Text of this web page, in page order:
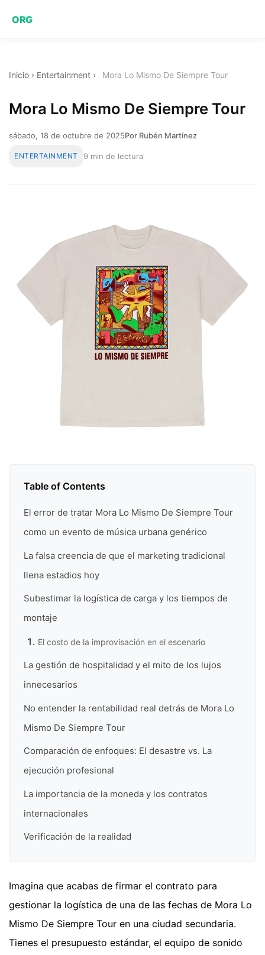
ORG
Inicio › Entertainment › Mora Lo Mismo De Siempre Tour
Mora Lo Mismo De Siempre Tour
sábado, 18 de octubre de 2025Por Rubén Martínez
ENTERTAINMENT 9 min de lectura
Table of Contents
El error de tratar Mora Lo Mismo De Siempre Tour
como un evento de música urbana genérico
La falsa creencia de que el marketing tradicional
llena estadios hoy
Subestimar la logística de carga y los tiempos de
montaje
El costo de la improvisación en el escenario
La gestión de hospitalidad y el mito de los lujos
innecesarios
No entender la rentabilidad real detrás de Mora Lo
Mismo De Siempre Tour
Comparación de enfoques: El desastre vs. La
ejecución profesional
La importancia de la moneda y los contratos
internacionales
Verificación de la realidad
Imagina que acabas de firmar el contrato para
gestionar la logística de una de las fechas de Mora Lo
Mismo De Siempre Tour en una ciudad secundaria.
Tienes el presupuesto estándar, el equipo de sonido